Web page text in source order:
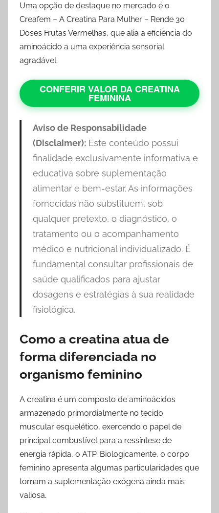
Uma opção de destaque no mercado é o
Creafem – A Creatina Para Mulher – Rende 30
Doses Frutas Vermelhas, que alia a eficiência do
aminoácido a uma experiência sensorial
agradável.
CONFERIR VALOR DA CREATINA
FEMININA
Aviso de Responsabilidade
(Disclaimer):Este conteúdo possui
finalidade exclusivamente informativa e
educativa sobre suplementação
alimentar e bem-estar. As informações
fornecidas não substituem, sob
qualquer pretexto, o diagnóstico, o
tratamento ou o acompanhamento
médico e nutricional individualizado. É
fundamental consultar profissionais de
saúde qualificados para ajustar
dosagens e estratégias à sua realidade
fisiológica.
Como a creatina atua de
forma diferenciada no
organismo feminino
A creatina é um composto de aminoácidos
armazenado primordialmente no tecido
muscular esquelético, exercendo o papel de
principal combustível para a ressíntese de
energia rápida, o ATP. Biologicamente, o corpo
feminino apresenta algumas particularidades que
tornam a suplementação exógena ainda mais
valiosa.